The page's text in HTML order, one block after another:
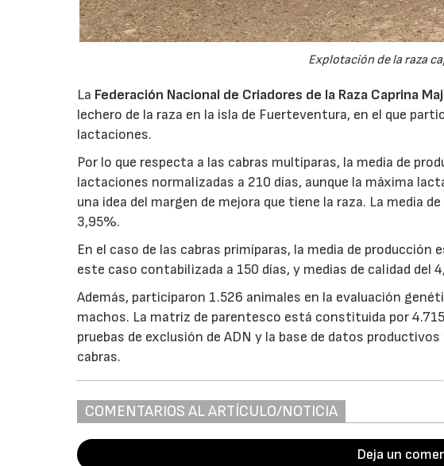
Explotación de la raza
La Federación Nacional de Criadores de la Raza Caprina
lechero de la raza en la isla de Fuerteventura, en el que
lactaciones.
Por lo que respecta a las cabras multíparas, la media de
lactaciones normalizadas a 210 días, aunque la máxima
una idea del margen de mejora que tiene la raza. La media
3,95%.
En el caso de las cabras primíparas, la media de
este caso contabilizada a 150 días, y medias de calidad del
Además, participaron 1.526 animales en la evaluación
machos. La matriz de parentesco está constituida por
pruebas de exclusión de ADN y la base de datos
cabras.
COMENTARIOS AL ARTÍCULO/NOTICIA
Deja un